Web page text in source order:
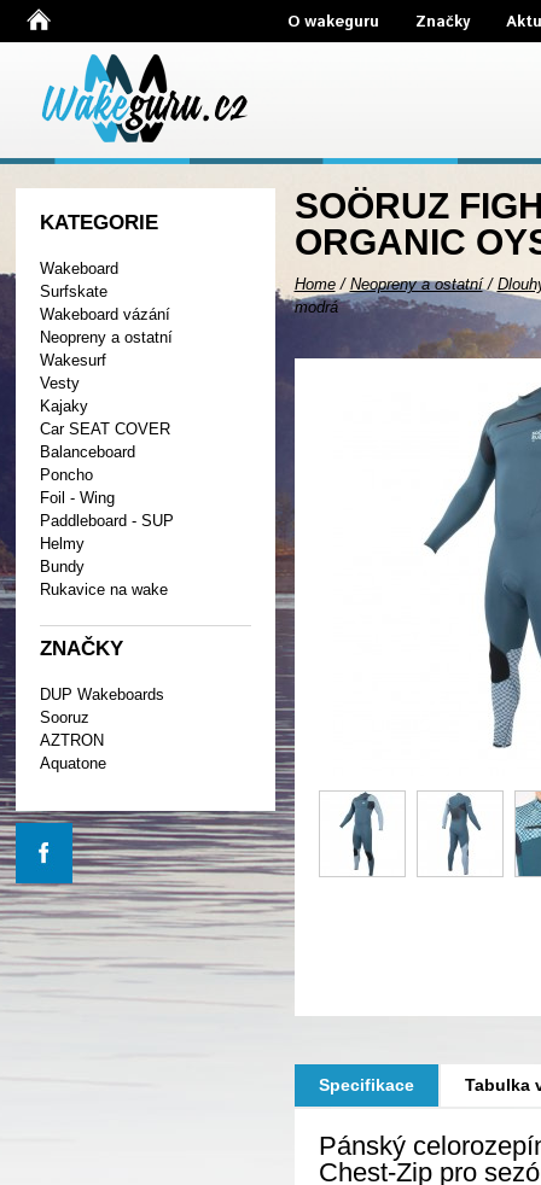
O wakeguru Značky
KATEGORIE
Wakeboard
Surfskate
Wakeboard vázání
Neopreny a ostatní
Wakesurf
Vesty
Kajaky
Car SEAT COVER
Balanceboard
Poncho
Foil - Wing
Paddleboard - SUP
Helmy
Bundy
Rukavice na wake
ZNAČKY
DUP Wakeboards
Sooruz
AZTRON
Aquatone
SOÖRUZ
ORGANIC
Home/ Neopreny a ostatní/
modrá
Specifikace Tabulka
Pánský
Chest-Zip pro